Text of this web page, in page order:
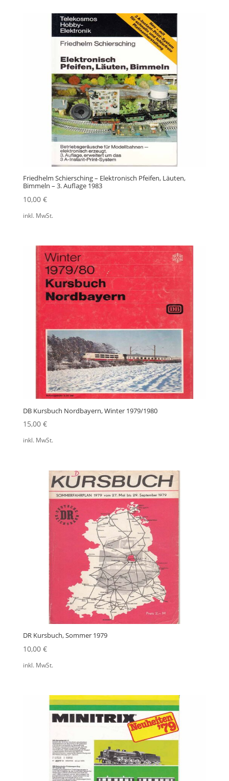
Friedhelm Schiersching – Elektronisch Pfeifen, Läuten,
Bimmeln – 3. Auflage 1983
10,00 €
inkl. MwSt.
DB Kursbuch Nordbayern, Winter 1979/1980
15,00 €
inkl. MwSt.
DR Kursbuch, Sommer 1979
10,00 €
inkl. MwSt.